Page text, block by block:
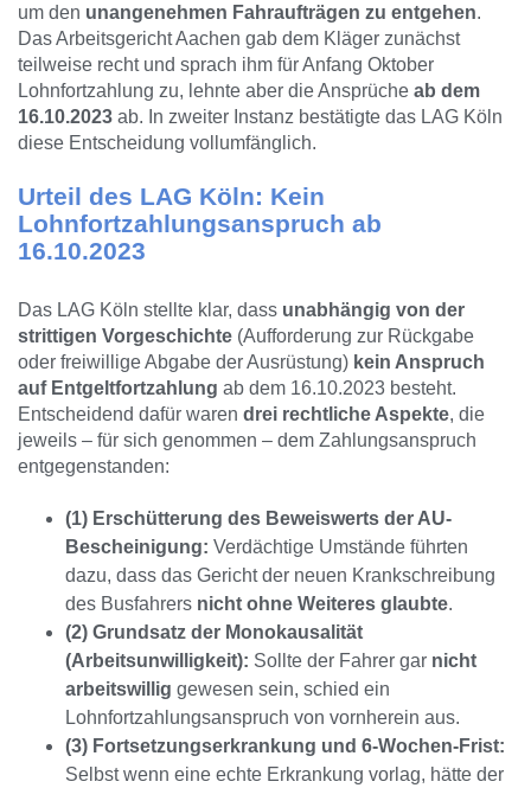
um den unangenehmen Fahraufträgen zu entgehen.
Das Arbeitsgericht Aachen gab dem Kläger zunächst
teilweise recht und sprach ihm für Anfang Oktober
Lohnfortzahlung zu, lehnte aber die Ansprüche ab dem
16.10.2023 ab. In zweiter Instanz bestätigte das LAG Köln
diese Entscheidung vollumfänglich.
Urteil des LAG Köln: Kein
Lohnfortzahlungsanspruch ab
16.10.2023
Das LAG Köln stellte klar, dass unabhängig von der
strittigen Vorgeschichte (Aufforderung zur Rückgabe
oder freiwillige Abgabe der Ausrüstung) kein Anspruch
auf Entgeltfortzahlung ab dem 16.10.2023 besteht.
Entscheidend dafür waren drei rechtliche Aspekte, die
jeweils – für sich genommen – dem Zahlungsanspruch
entgegenstanden:
(1) Erschütterung des Beweiswerts der AU-
Bescheinigung: Verdächtige Umstände führten
dazu, dass das Gericht der neuen Krankschreibung
des Busfahrers nicht ohne Weiteres glaubte.
(2) Grundsatz der Monokausalität
(Arbeitsunwilligkeit): Sollte der Fahrer gar nicht
arbeitswillig gewesen sein, schied ein
Lohnfortzahlungsanspruch von vornherein aus.
(3) Fortsetzungserkrankung und 6-Wochen-Frist:
Selbst wenn eine echte Erkrankung vorlag, hätte der